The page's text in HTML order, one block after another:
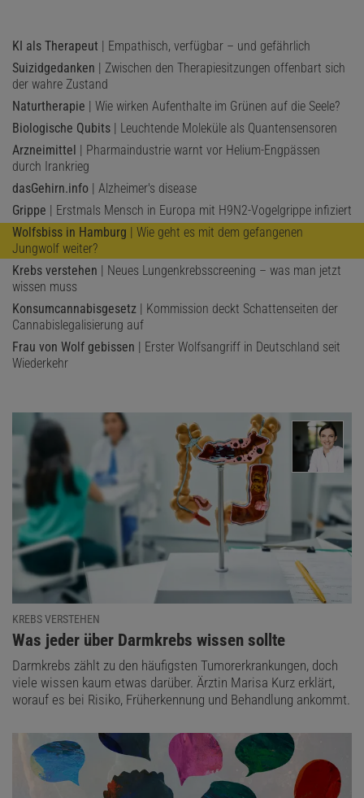
KI als Therapeut | Empathisch, verfügbar – und gefährlich
Suizidgedanken | Zwischen den Therapiesitzungen offenbart sich
der wahre Zustand
Naturtherapie | Wie wirken Aufenthalte im Grünen auf die Seele?
Biologische Qubits | Leuchtende Moleküle als Quantensensoren
Arzneimittel | Pharmaindustrie warnt vor Helium-Engpässen
durch Irankrieg
dasGehirn.info | Alzheimer's disease
Grippe | Erstmals Mensch in Europa mit H9N2-Vogelgrippe infiziert
Wolfsbiss in Hamburg | Wie geht es mit dem gefangenen
Jungwolf weiter?
Krebs verstehen | Neues Lungenkrebsscreening – was man jetzt
wissen muss
Konsumcannabisgesetz | Kommission deckt Schattenseiten der
Cannabislegalisierung auf
Frau von Wolf gebissen | Erster Wolfsangriff in Deutschland seit
Wiederkehr
KREBS VERSTEHEN
:
Was jeder über Darmkrebs wissen sollte
Darmkrebs zählt zu den häufigsten Tumorerkrankungen, doch
viele wissen kaum etwas darüber. Ärztin Marisa Kurz erklärt,
worauf es bei Risiko, Früherkennung und Behandlung ankommt.